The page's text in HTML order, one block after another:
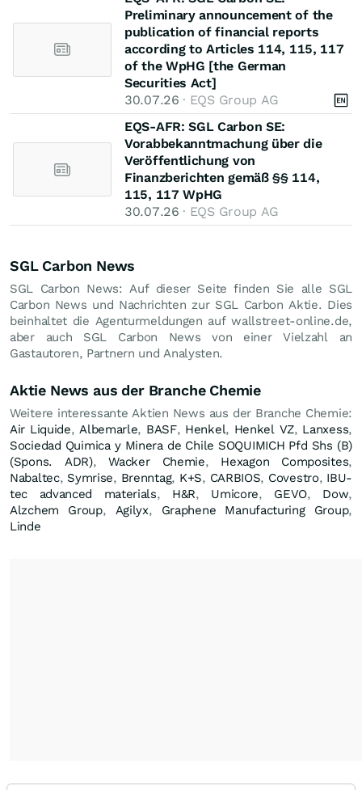
Preliminary announcement of the
publication of financial reports
according to Articles 114, 115, 117
of the WpHG [the German
Securities Act]
30.07.26 · EQS Group AG
EQS-AFR: SGL Carbon SE:
Vorabbekanntmachung über die
Veröffentlichung von
Finanzberichten gemäß §§ 114,
115, 117 WpHG
30.07.26 · EQS Group AG
SGL Carbon News
SGL Carbon News: Auf dieser Seite finden Sie alle SGL
Carbon News und Nachrichten zur SGL Carbon Aktie. Dies
beinhaltet die Agenturmeldungen auf wallstreet-online.de,
aber auch SGL Carbon News von einer Vielzahl an
Gastautoren, Partnern und Analysten.
Aktie News aus der Branche Chemie
Weitere interessante Aktien News aus der Branche Chemie:
Air Liquide,Albemarle, BASF, Henkel, Henkel VZ, Lanxess,
Sociedad Quimica y Minera de Chile SOQUIMICH Pfd Shs (B)
(Spons. ADR),Wacker Chemie, Hexagon Composites,
Nabaltec, Symrise, Brenntag, K+S, CARBIOS, Covestro, IBU-
tec advanced materials, H&R, Umicore, GEVO, Dow,
Alzchem Group, Agilyx, Graphene Manufacturing Group,
Linde